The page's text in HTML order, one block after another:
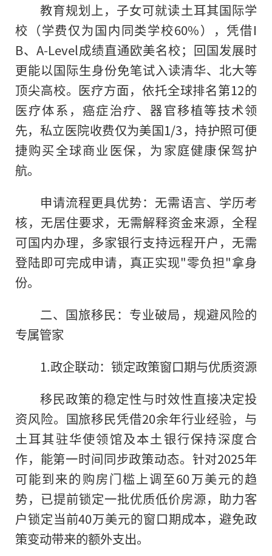
教育规划上，子女可就读土耳其国际学
校（学费仅为国内同类学校60%），凭借I
B、A-Level成绩直通欧美名校；回国发展时
更能以国际生身份免笔试入读清华、北大等
顶尖高校。医疗方面，依托全球排名第12的
医疗体系，癌症治疗、器官移植等技术领
先，私立医院收费仅为美国1/3，持护照可便
捷购买全球商业医保，为家庭健康保驾护
航。
申请流程更具优势：无需语言、学历考
核，无居住要求，无需解释资金来源，全程
可国内办理，多家银行支持远程开户，无需
登陆即可完成申请，真正实现"零负担"拿身
份。
二、国旅移民：专业破局，规避风险的
专属管家
1.政企联动：锁定政策窗口期与优质资源
移民政策的稳定性与时效性直接决定投
资风险。国旅移民凭借20余年行业经验，与
土耳其驻华使领馆及本土银行保持深度合
作，能第一时间同步政策动态。针对2025年
可能到来的购房门槛上调至60万美元的趋
势，已提前锁定一批优质低价房源，助力客
户锁定当前40万美元的窗口期成本，避免政
策变动带来的额外支出。